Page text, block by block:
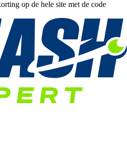
op de hele site met de code